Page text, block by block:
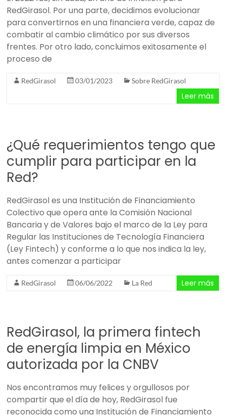
RedGirasol. Por una parte, decidimos evolucionar
para convertirnos en una financiera verde, capaz de
combatir al cambio climático por sus diversos
frentes. Por otro lado, concluimos exitosamente el
proceso de
RedGirasol 03/01/2023 Sobre RedGirasol
Leer más
¿Qué requerimientos tengo que
cumplir para participar en la
Red?
RedGirasol es una Institución de Financiamiento
Colectivo que opera ante la Comisión Nacional
Bancaria y de Valores bajo el marco de la Ley para
Regular las Instituciones de Tecnología Financiera
(Ley Fintech) y conforme a lo que nos indica la ley,
antes comenzar a participar
RedGirasol 06/06/2022 La Red Leer más
RedGirasol, la primera fintech
de energía limpia en México
autorizada por la CNBV
Nos encontramos muy felices y orgullosos por
compartir que el día de hoy, RedGirasol fue
reconocida como una Institución de Financiamiento